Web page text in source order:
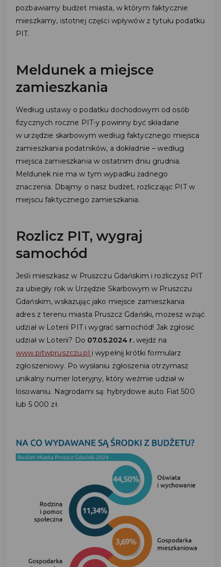
pozbawiamy budżet miasta, w którym faktycznie
mieszkamy, istotnej części wpływów z tytułu podatku
PIT.
Meldunek a miejsce
zamieszkania
Według ustawy o podatku dochodowym od osób
fizycznych roczne PIT-y powinny być składane
w urzędzie skarbowym według faktycznego miejsca
zamieszkania podatników, a dokładnie – według
miejsca zamieszkania w ostatnim dniu grudnia.
Meldunek nie ma w tym wypadku żadnego
znaczenia. Dbajmy o nasz budżet, rozliczając PIT w
miejscu faktycznego zamieszkania.
Rozlicz PIT, wygraj
samochód
Jeśli mieszkasz w Pruszczu Gdańskim i rozliczysz PIT
za ubiegły rok w Urzędzie Skarbowym w Pruszczu
Gdańskim, wskazując jako miejsce zamieszkania
adres z terenu miasta Pruszcz Gdański, możesz wziąć
udział w Loterii PIT i wygrać samochód! Jak zgłosić
udział w Loterii? Do 07.05.2024 r. wejdź na
www.pitwpruszczu.pl i wypełnij krótki formularz
zgłoszeniowy. Po wysłaniu zgłoszenia otrzymasz
unikalny numer loteryjny, który weźmie udział w
losowaniu. Nagrodami są: hybrydowe auto Fiat 500
lub 5 000 zł.